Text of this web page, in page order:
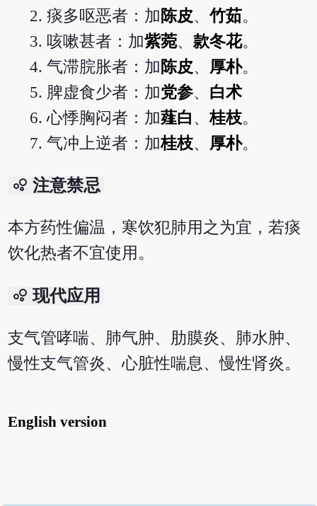
痰多呕恶者：加 陈皮、竹茹。
咳嗽甚者：加紫菀、款冬花。
气滞脘胀者：加 陈皮、 厚朴。
脾虚食少者：加党参、 白术
心悸胸闷者：加薤白 、桂枝。
气冲上逆者：加桂枝、 厚朴。
bubble_chart 注意禁忌
本方药性偏温，寒饮犯肺用之为宜，若痰
饮化热者不宜使用。
bubble_chart 现代应用
支气管哮喘、肺气肿、肋膜炎、肺水肿、
慢性支气管炎、心脏性喘息、慢性肾炎。
English version